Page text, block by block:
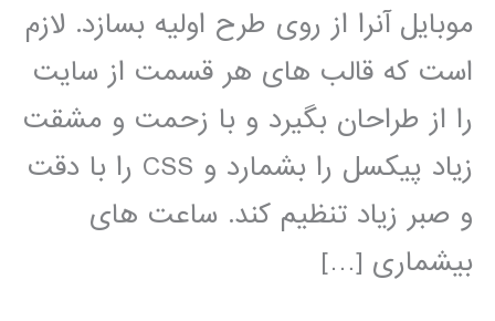
موبایل آنرا از روی طرح اولیه بسازد. لازم
است که قالب های هر قسمت از سایت
را از طراحان بگیرد و با زحمت و مشقت
زیاد پیکسل را بشمارد و CSS را با دقت
و صبر زیاد تنظیم کند. ساعت های
بیشماری […]